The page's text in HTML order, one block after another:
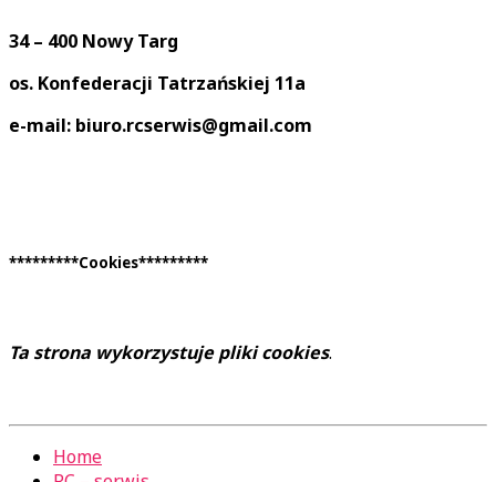
34 – 400 Nowy Targ
os. Konfederacji Tatrzańskiej 11a
e-mail: biuro.rcserwis@gmail.com
*********Cookies*********
Ta strona wykorzystuje pliki cookies.
Home